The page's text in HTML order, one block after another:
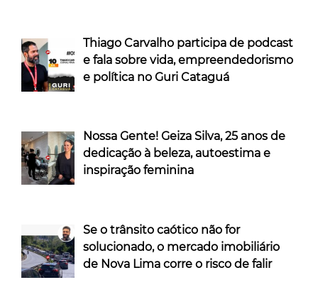
Thiago Carvalho participa de podcast
e fala sobre vida, empreendedorismo
e política no Guri Cataguá
Nossa Gente! Geiza Silva, 25 anos de
dedicação à beleza, autoestima e
inspiração feminina
Se o trânsito caótico não for
solucionado, o mercado imobiliário
de Nova Lima corre o risco de falir